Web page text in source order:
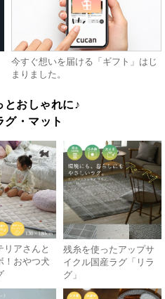
今すぐ想いを届ける「ギフト」はじ
まりました。
とおしゃれに♪
グ・マット
リアさんと
！おやつ犬
残糸を使ったアップサ
イクル国産ラグ「リラ
グ」